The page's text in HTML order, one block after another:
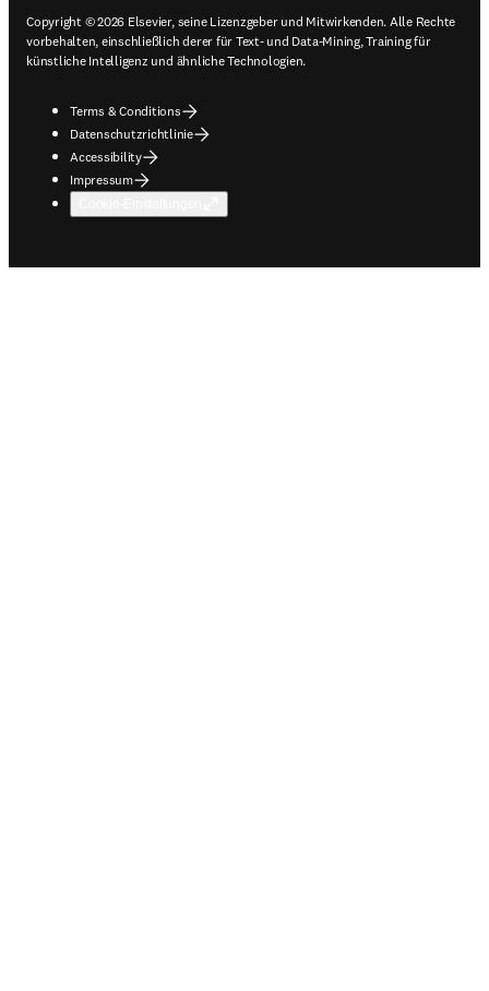
Copyright © 2026 Elsevier, seine Lizenzgeber und Mitwirkenden. Alle Rechte
vorbehalten, einschließlich derer für Text- und Data-Mining, Training für
künstliche Intelligenz und ähnliche Technologien.
Terms & Conditions
Datenschutzrichtlinie
Accessibility
Impressum